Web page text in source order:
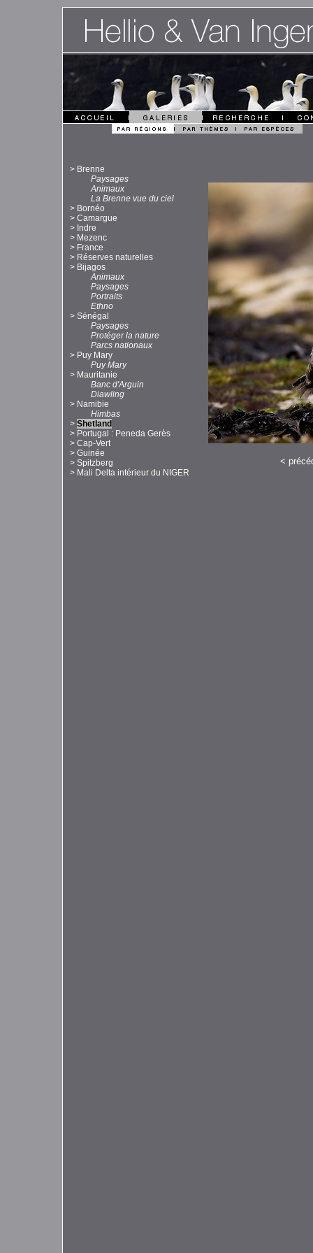
> Brenne
Paysages
Animaux
La Brenne vue du ciel
> Bornéo
> Camargue
> Indre
> Mezenc
> France
> Réserves naturelles
> Bijagos
Animaux
Paysages
Portraits
Ethno
> Sénégal
Paysages
Protéger la nature
Parcs nationaux
> Puy Mary
Puy Mary
> Mauritanie
Banc d'Arguin
Diawling
> Namibie
Himbas
> Shetland
> Portugal : Peneda Gerès
> Cap-Vert
> Guinée
> Spitzberg
> Mali Delta intérieur du NIGER
<